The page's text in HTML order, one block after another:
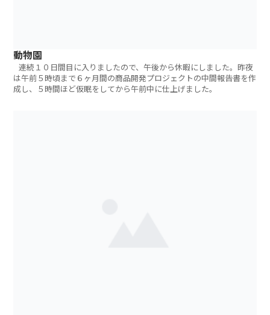
動物園
連続１０日間目に入りましたので、午後から休暇にしました。昨夜
は午前５時頃まで６ヶ月間の商品開発プロジェクトの中間報告書を作
成し、５時間ほど仮眠をしてから午前中に仕上げました。